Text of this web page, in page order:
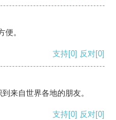
。
支持[0] 反对[0]
来自世界各地的朋友。
支持[0] 反对[0]